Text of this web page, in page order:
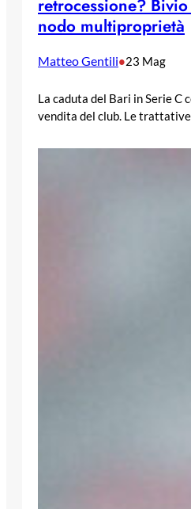
retrocessione?
nodo multiproprietà
Matteo Gentili•23 Mag
La caduta del Bari in Serie C
vendita del club. Le